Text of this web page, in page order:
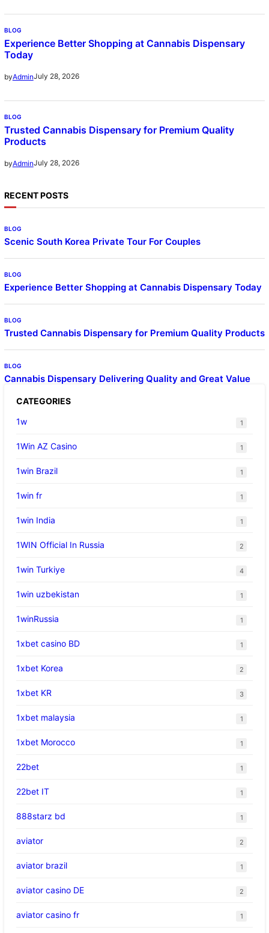
BLOG
Experience Better Shopping at Cannabis Dispensary
Today
byAdminJuly 28, 2026
BLOG
Trusted Cannabis Dispensary for Premium Quality
Products
byAdminJuly 28, 2026
RECENT POSTS
BLOG
Scenic South Korea Private Tour For Couples
BLOG
Experience Better Shopping at Cannabis Dispensary Today
BLOG
Trusted Cannabis Dispensary for Premium Quality Products
BLOG
Cannabis Dispensary Delivering Quality and Great Value
CATEGORIES
1w
1
1Win AZ Casino 1
1win Brazil 1
1win fr 1
1win India 1
1WIN Official In Russia 2
1win Turkiye 4
1win uzbekistan 1
1winRussia 1
1xbet casino BD 1
1xbet Korea 2
1xbet KR 3
1xbet malaysia 1
1xbet Morocco 1
22bet 1
22bet IT 1
888starz bd 1
aviator 2
aviator brazil 1
aviator casino DE 2
aviator casino fr 1